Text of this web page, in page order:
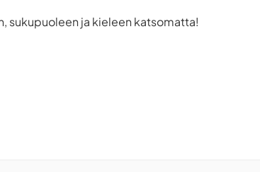
sukupuoleen ja kieleen katsomatta!